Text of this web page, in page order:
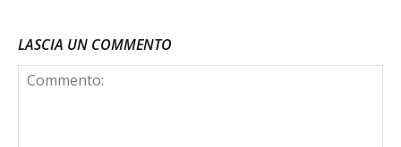
LASCIA UN COMMENTO